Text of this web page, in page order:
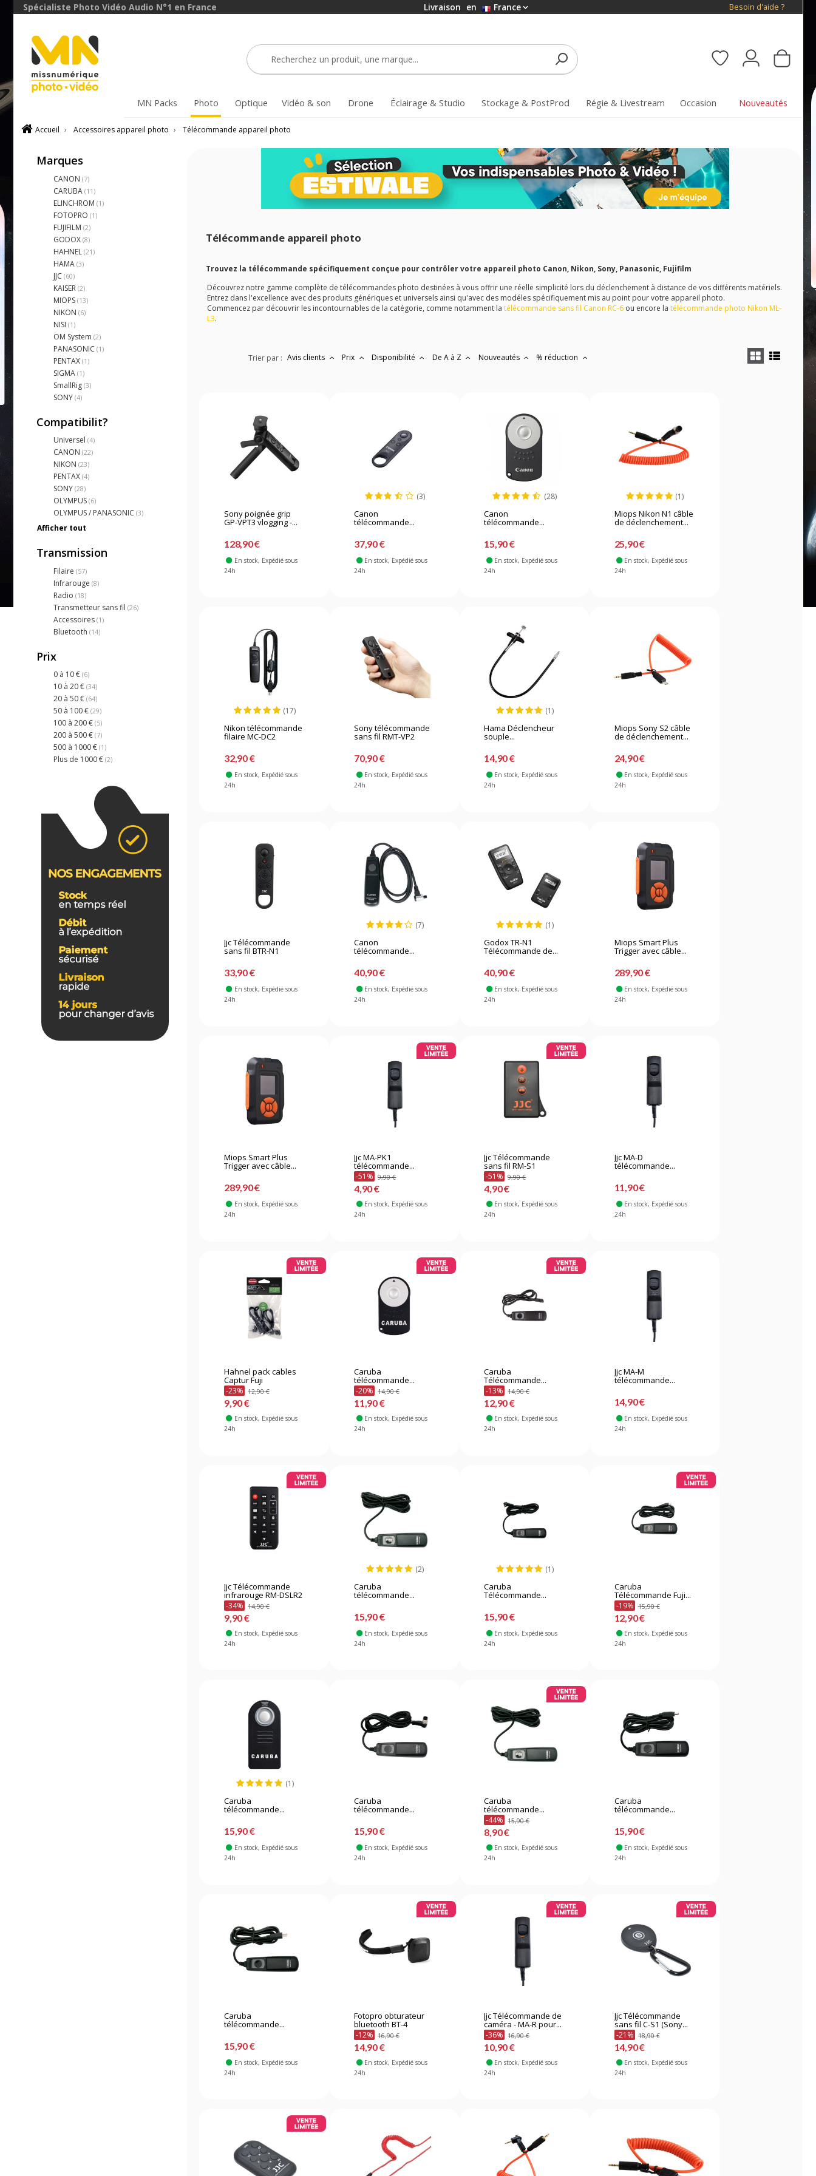
Spécialiste Photo Vidéo Audio N°1 en France Livraison en France Besoin d'aide ?
MN Packs Photo Optique Vidéo & son Drone Éclairage & Studio Stockage & PostProd Régie & Livestream Occasion Nouveautés
Accueil › Accessoires appareil photo › Télécommande appareil photo
Marques
CANON (7)
CARUBA (11)
ELINCHROM (1)
FOTOPRO (1)
FUJIFILM (2)
GODOX (8)
HAHNEL (21)
HAMA (3)
JJC (60)
KAISER (2)
MIOPS (13)
NIKON (6)
NISI (1)
OM System (2)
PANASONIC (1)
PENTAX (1)
SIGMA (1)
SmallRig (3)
SONY (4)
Compatibilit?
Universel (4)
CANON (22)
NIKON (23)
PENTAX (4)
SONY (28)
OLYMPUS (6)
OLYMPUS / PANASONIC (3)
Afficher tout
Transmission
Filaire (57)
Infrarouge (8)
Radio (18)
Transmetteur sans fil (26)
Accessoires (1)
Bluetooth (14)
Prix
0 à 10 € (6)
10 à 20 € (34)
20 à 50 € (64)
50 à 100 € (29)
100 à 200 € (5)
200 à 500 € (7)
500 à 1000 € (1)
Plus de 1000 € (2)
Télécommande appareil photo
Trouvez la télécommande spécifiquement conçue pour contrôler votre appareil photo Canon, Nikon, Sony, Panasonic, Fujifilm
Découvrez notre gamme complète de télécommandes photo destinées à vous offrir une réelle simplicité lors du déclenchement à distance de vos différents matériels.
Entrez dans l'excellence avec des produits génériques et universels ainsi qu'avec des modéles spécifiquement mis au point pour votre appareil photo.
Commencez par découvrir les incontournables de la catégorie, comme notamment la télécommande sans fil Canon RC-6ou encore la télécommande photo Nikon ML-
L3.
Trier par : Avis clients Prix Disponibilité De A à Z Nouveautés % réduction
Sony poignée grip
GP-VPT3 vlogging -...
128,90 €
En stock, Expédié sous
24h
(3)
Canon
télécommande...
37,90 €
En stock, Expédié sous
24h
(28)
Canon
télécommande...
15,90 €
En stock, Expédié sous
24h
(1)
Miops Nikon N1 câble
de déclenchement...
25,90 €
En stock, Expédié sous
24h
(17)
Nikon télécommande
filaire MC-DC2
32,90 €
En stock, Expédié sous
24h
Sony télécommande
sans fil RMT-VP2
70,90 €
En stock, Expédié sous
24h
(1)
Hama Déclencheur
souple...
14,90 €
En stock, Expédié sous
24h
Miops Sony S2 câble
de déclenchement...
24,90 €
En stock, Expédié sous
24h
Jjc Télécommande
sans fil BTR-N1
33,90 €
En stock, Expédié sous
24h
(7)
Canon
télécommande...
40,90 €
En stock, Expédié sous
24h
(1)
Godox TR-N1
Télécommande de...
40,90 €
En stock, Expédié sous
24h
Miops Smart Plus
Trigger avec câble...
289,90 €
En stock, Expédié sous
24h
Miops Smart Plus
Trigger avec câble...
289,90 €
En stock, Expédié sous
24h
Jjc MA-PK1
télécommande...
-51% 9,90 €
4,90 €
En stock, Expédié sous
24h
Jjc Télécommande
sans fil RM-S1
-51% 9,90 €
4,90 €
En stock, Expédié sous
24h
Jjc MA-D
télécommande...
11,90 €
En stock, Expédié sous
24h
Hahnel pack cables
Captur Fuji
-23% 12,90 €
9,90 €
En stock, Expédié sous
24h
Caruba
télécommande...
-20% 14,90 €
11,90 €
En stock, Expédié sous
24h
Caruba
Télécommande...
-13% 14,90 €
12,90 €
En stock, Expédié sous
24h
Jjc MA-M
télécommande...
14,90 €
En stock, Expédié sous
24h
Jjc Télécommande
infrarouge RM-DSLR2
-34% 14,90 €
9,90 €
En stock, Expédié sous
24h
(2)
Caruba
télécommande...
15,90 €
En stock, Expédié sous
24h
(1)
Caruba
Télécommande...
15,90 €
En stock, Expédié sous
24h
Caruba
Télécommande Fuji...
-19% 15,90 €
12,90 €
En stock, Expédié sous
24h
(1)
Caruba
télécommande...
15,90 €
En stock, Expédié sous
24h
Caruba
télécommande...
15,90 €
En stock, Expédié sous
24h
Caruba
télécommande...
-44% 15,90 €
8,90 €
En stock, Expédié sous
24h
Caruba
télécommande...
15,90 €
En stock, Expédié sous
24h
Caruba
télécommande...
15,90 €
En stock, Expédié sous
24h
Fotopro obturateur
bluetooth BT-4
-12% 16,90 €
14,90 €
En stock, Expédié sous
24h
Jjc Télécommande de
caméra - MA-R pour...
-36% 16,90 €
10,90 €
En stock, Expédié sous
24h
Jjc Télécommande
sans fil C-S1 (Sony...
-21% 18,90 €
14,90 €
En stock, Expédié sous
24h